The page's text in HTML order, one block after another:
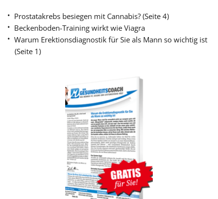
Prostatakrebs besiegen mit Cannabis? (Seite 4)
Beckenboden-Training wirkt wie Viagra
Warum Erektionsdiagnostik für Sie als Mann so wichtig ist
(Seite 1)